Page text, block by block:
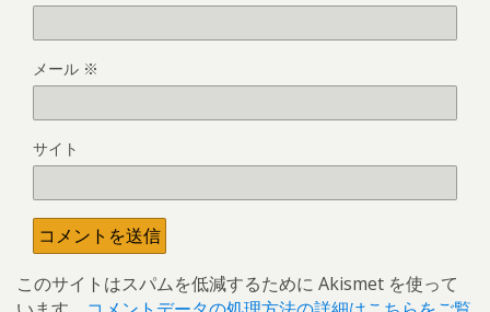
メール ※
サイト
このサイトはスパムを低減するために Akismet を使って